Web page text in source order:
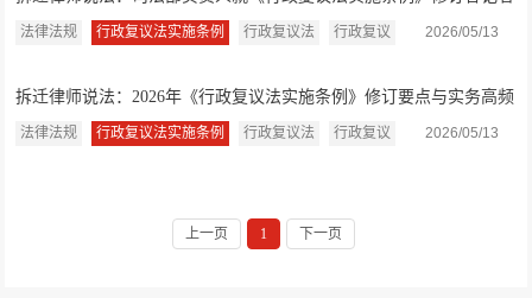
问
法律法规 行政复议法实施条例 行政复议法 行政复议 2026/05/13
拆迁律师说法：2026年《行政复议法实施条例》修订要点与实务高频
内容
法律法规 行政复议法实施条例 行政复议法 行政复议 2026/05/13
上一页 1 下一页